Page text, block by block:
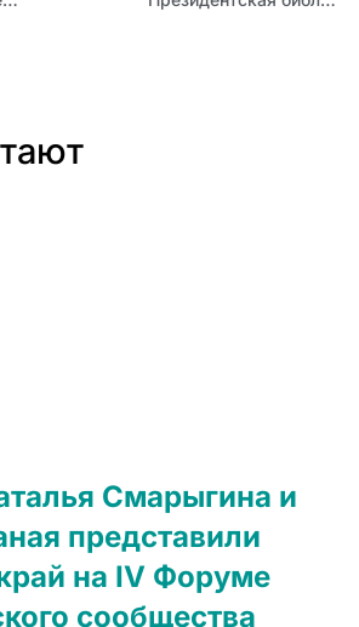
Смарыгина и
представили
на IV Форуме
сообщества